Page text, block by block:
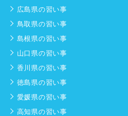
広島県の習い事
鳥取県の習い事
島根県の習い事
山口県の習い事
香川県の習い事
徳島県の習い事
愛媛県の習い事
高知県の習い事